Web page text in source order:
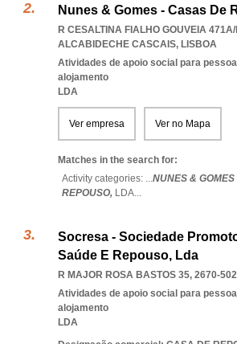
Nunes & Gomes - Casas De
R CESALTINA FIALHO GOUVEIA
ALCABIDECHE CASCAIS, LISBOA
Atividades de apoio social para
alojamento
LDA
Ver empresa Ver no Mapa
Matches in the search for:
Activity categories: ...NUNES &
REPOUSO, LDA...
Socresa - Sociedade
Saúde E Repouso, Lda
R MAJOR ROSA BASTOS 35, 2670-502
Atividades de apoio social para
alojamento
LDA